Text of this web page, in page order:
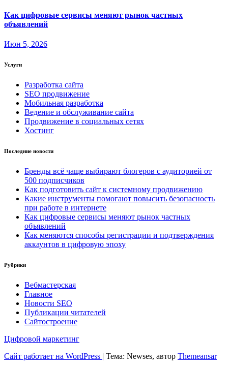
Как цифровые сервисы меняют рынок частных
объявлений
Июн 5, 2026
Услуги
Разработка сайта
SEO продвижение
Мобильная разработка
Ведение и обслуживание сайта
Продвижение в социальных сетях
Хостинг
Последние новости
Бренды всё чаще выбирают блогеров с аудиторией от
500 подписчиков
Как подготовить сайт к системному продвижению
Какие инструменты помогают повысить безопасность
при работе в интернете
Как цифровые сервисы меняют рынок частных
объявлений
Как меняются способы регистрации и подтверждения
аккаунтов в цифровую эпоху
Рубрики
Вебмастерская
Главное
Новости SEO
Публикации читателей
Сайтостроение
Цифровой маркетинг
Сайт работает на WordPress | Тема: Newses, автор Themeansar